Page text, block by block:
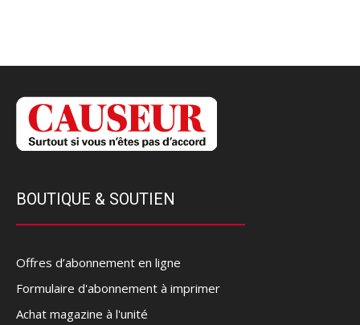
BOUTIQUE & SOUTIEN
Offres d’abonnement en ligne
Formulaire d'abonnement à imprimer
Achat magazine à l'unité